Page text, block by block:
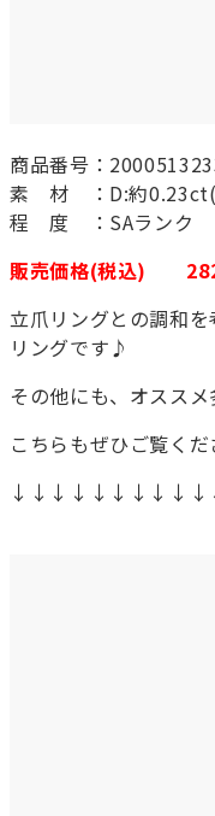
商品番号：
素 材 ：D:約
程 度 ：SAランク
販売価格(税込)
立爪リングとの調和
リングです♪
その他にも、オスス
こちらもぜひご覧くだ